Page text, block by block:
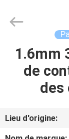
MAISON
PRODUITS
Electronics
Technology
Reserved.1.6mm
de
des
Lieu d'origine: